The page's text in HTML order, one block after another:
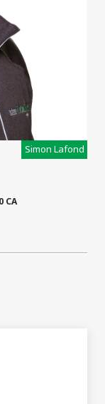
Simon Lafond
CA